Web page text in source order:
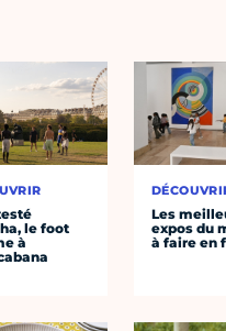
le foot
à
Les
expos du
à faire en